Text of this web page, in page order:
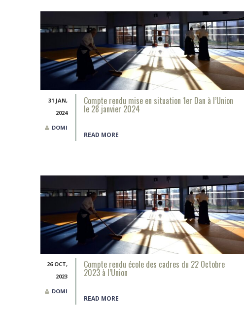
31 JAN,
2024
DOMI
Compte rendu mise en situation 1er Dan à l’Union
le 28 janvier 2024
READ MORE
26 OCT,
2023
DOMI
Compte rendu école des cadres du 22 Octobre
2023 à l’Union
READ MORE